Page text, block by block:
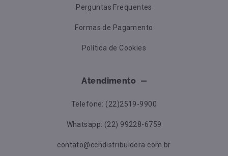
Perguntas Frequentes
Formas de Pagamento
Política de Cookies
Atendimento
Telefone: (22)2519-9900
Whatsapp: (22) 99228-6759
contato@ccndistribuidora.com.br